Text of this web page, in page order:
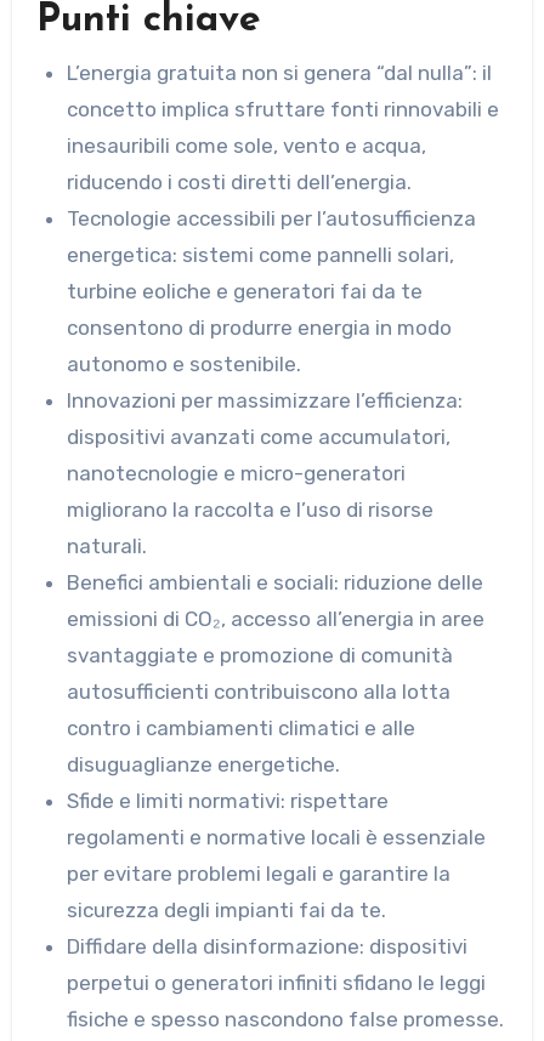
Punti chiave
L’energia gratuita non si genera “dal nulla”: il
concetto implica sfruttare fonti rinnovabili e
inesauribili come sole, vento e acqua,
riducendo i costi diretti dell’energia.
Tecnologie accessibili per l’autosufficienza
energetica: sistemi come pannelli solari,
turbine eoliche e generatori fai da te
consentono di produrre energia in modo
autonomo e sostenibile.
Innovazioni per massimizzare l’efficienza:
dispositivi avanzati come accumulatori,
nanotecnologie e micro-generatori
migliorano la raccolta e l’uso di risorse
naturali.
Benefici ambientali e sociali: riduzione delle
emissioni di CO₂, accesso all’energia in aree
svantaggiate e promozione di comunità
autosufficienti contribuiscono alla lotta
contro i cambiamenti climatici e alle
disuguaglianze energetiche.
Sfide e limiti normativi: rispettare
regolamenti e normative locali è essenziale
per evitare problemi legali e garantire la
sicurezza degli impianti fai da te.
Diffidare della disinformazione: dispositivi
perpetui o generatori infiniti sfidano le leggi
fisiche e spesso nascondono false promesse.